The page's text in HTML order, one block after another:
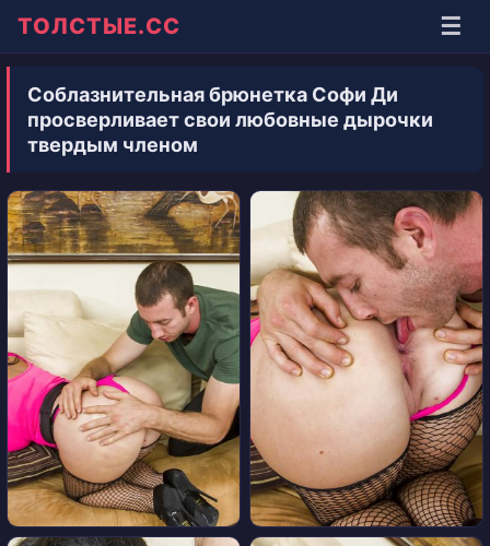
ТОЛСТЫЕ.СС ☰
Соблазнительная брюнетка Софи Ди
просверливает свои любовные дырочки
твердым членом